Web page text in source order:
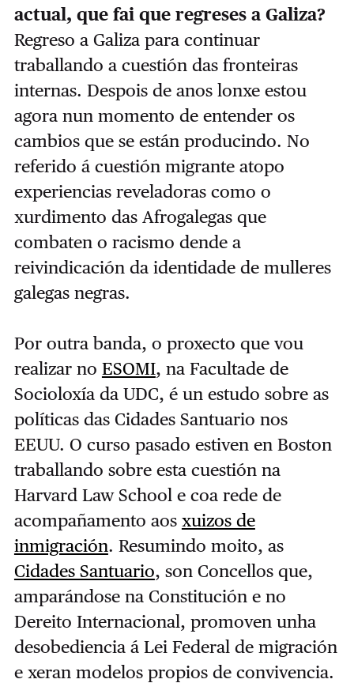
actual, que fai que regreses a Galiza?
Regreso a Galiza para continuar
traballando a cuestión das fronteiras
internas. Despois de anos lonxe estou
agora nun momento de entender os
cambios que se están producindo. No
referido á cuestión migrante atopo
experiencias reveladoras como o
xurdimento das Afrogalegas que
combaten o racismo dende a
reivindicación da identidade de mulleres
galegas negras.
Por outra banda, o proxecto que vou
realizar no ESOMI, na Facultade de
Socioloxía da UDC, é un estudo sobre as
políticas das Cidades Santuario nos
EEUU. O curso pasado estiven en Boston
traballando sobre esta cuestión na
Harvard Law School e coa rede de
acompañamento aos xuizos de
inmigración. Resumindo moito, as
Cidades Santuario, son Concellos que,
amparándose na Constitución e no
Dereito Internacional, promoven unha
desobediencia á Lei Federal de migración
e xeran modelos propios de convivencia.